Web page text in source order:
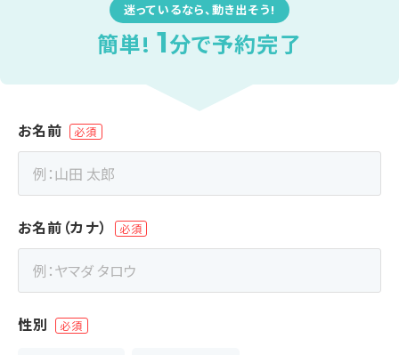
迷っているなら、動き出そう!
簡単! 1分で予約完了
お名前
お名前（カナ）
性別